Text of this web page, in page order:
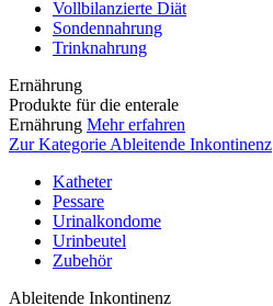
Vollbilanzierte Diät
Sondennahrung
Trinknahrung
Ernährung
Produkte für die enterale
Ernährung Mehr erfahren
Zur Kategorie Ableitende Inkontinenz
Katheter
Pessare
Urinalkondome
Urinbeutel
Zubehör
Ableitende Inkontinenz